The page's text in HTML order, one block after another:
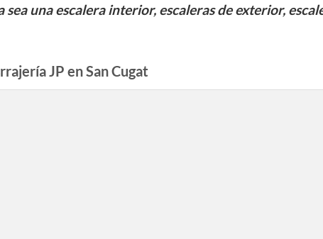
sea una escalera interior, escaleras de exterior,
JP en San Cugat